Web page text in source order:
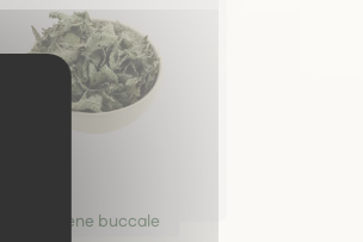
Hygiène buccale